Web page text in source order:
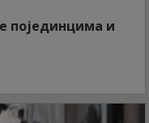
појединцима и